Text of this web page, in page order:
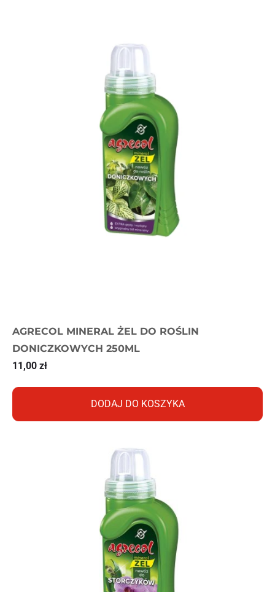
AGRECOL MINERAL ŻEL DO ROŚLIN
DONICZKOWYCH 250ML
11,00 zł
DODAJ DO KOSZYKA